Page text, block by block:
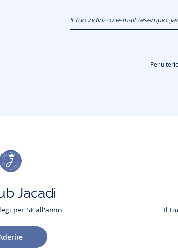
(esempio:
jacquesadit@gmail.com)
Per
Jacadi
per 5€ all'anno Il